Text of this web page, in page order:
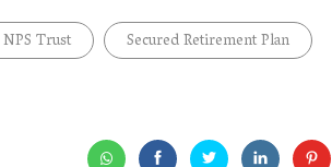
NPS Trust
Secured Retirement Plan